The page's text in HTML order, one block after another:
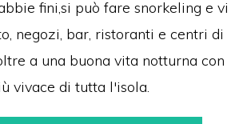
fini,si può fare snorkeling e vi
negozi, bar, ristoranti e centri di
a una buona vita notturna con
vivace di tutta l'isola.